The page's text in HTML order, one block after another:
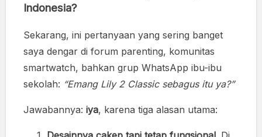
Indonesia?
Sekarang, ini pertanyaan yang sering banget
saya dengar di forum parenting, komunitas
smartwatch, bahkan grup WhatsApp ibu-ibu
sekolah: “Emang Lily 2 Classic sebagus itu ya?”
Jawabannya: iya, karena tiga alasan utama: